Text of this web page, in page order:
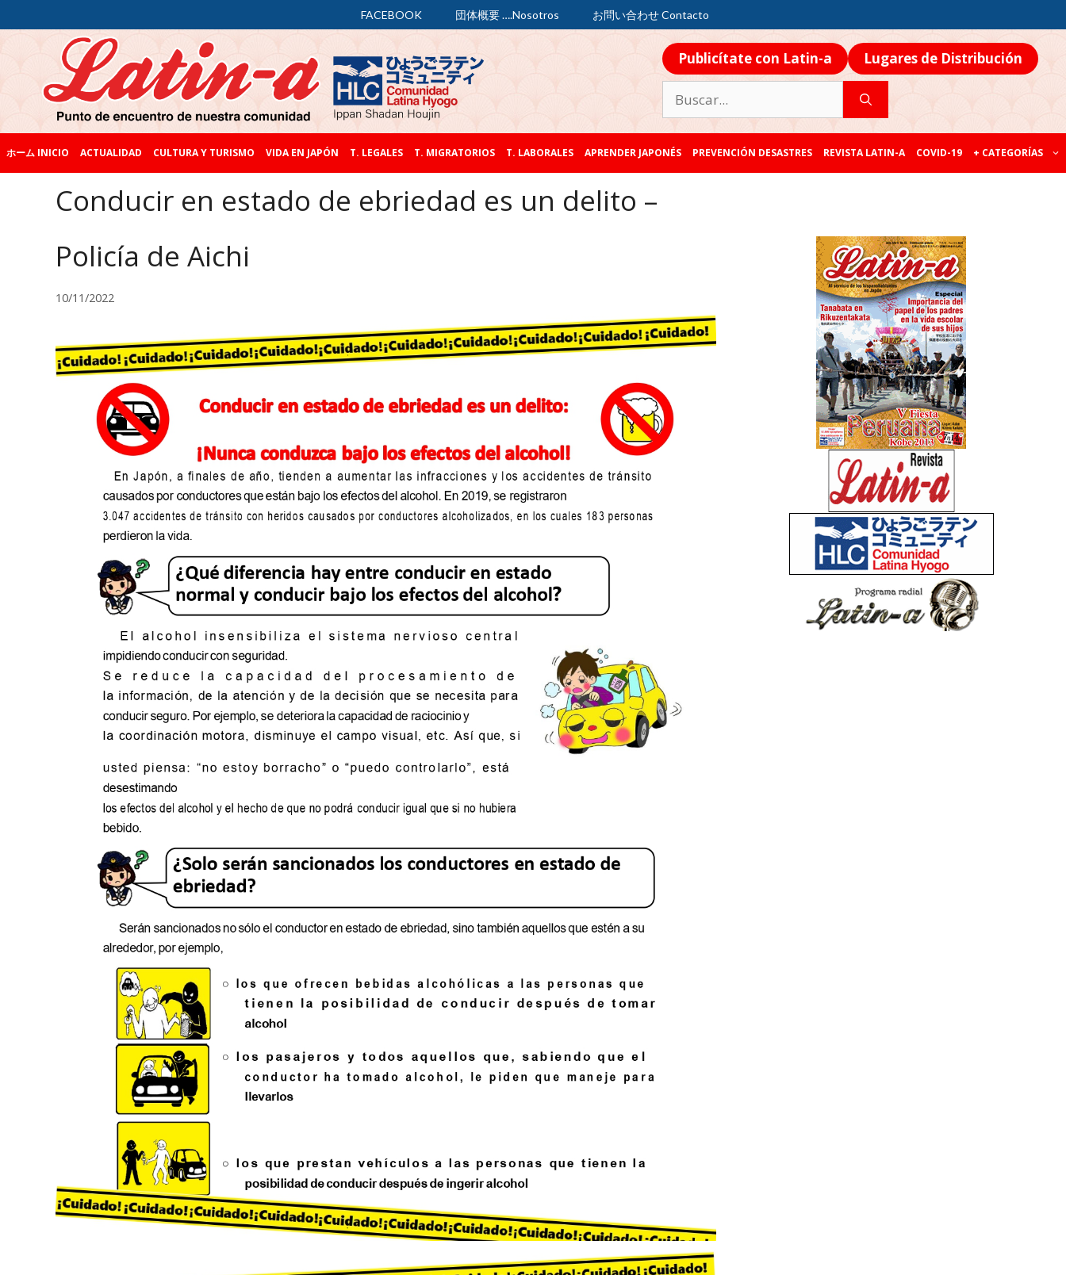
FACEBOOK 団体概要 ….Nosotros お問い合わせ Contacto
Publicítate con Latin-a Lugares de Distribución
ホーム INICIO ACTUALIDAD CULTURA Y TURISMO VIDA EN JAPÓN T. LEGALES T. MIGRATORIOS T. LABORALES APRENDER JAPONÉS PREVENCIÓN DESASTRES REVISTA LATIN-A COVID-19 + CATEGORÍAS
Conducir en estado de ebriedad es un delito –
Policía de Aichi
10/11/2022